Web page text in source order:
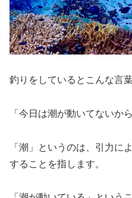
釣りをしているとこんな言
「今日は潮が動いてないか
「潮」というのは、引力に
することを指します。